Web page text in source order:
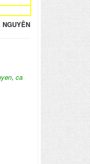
NGUYÊN
, ca